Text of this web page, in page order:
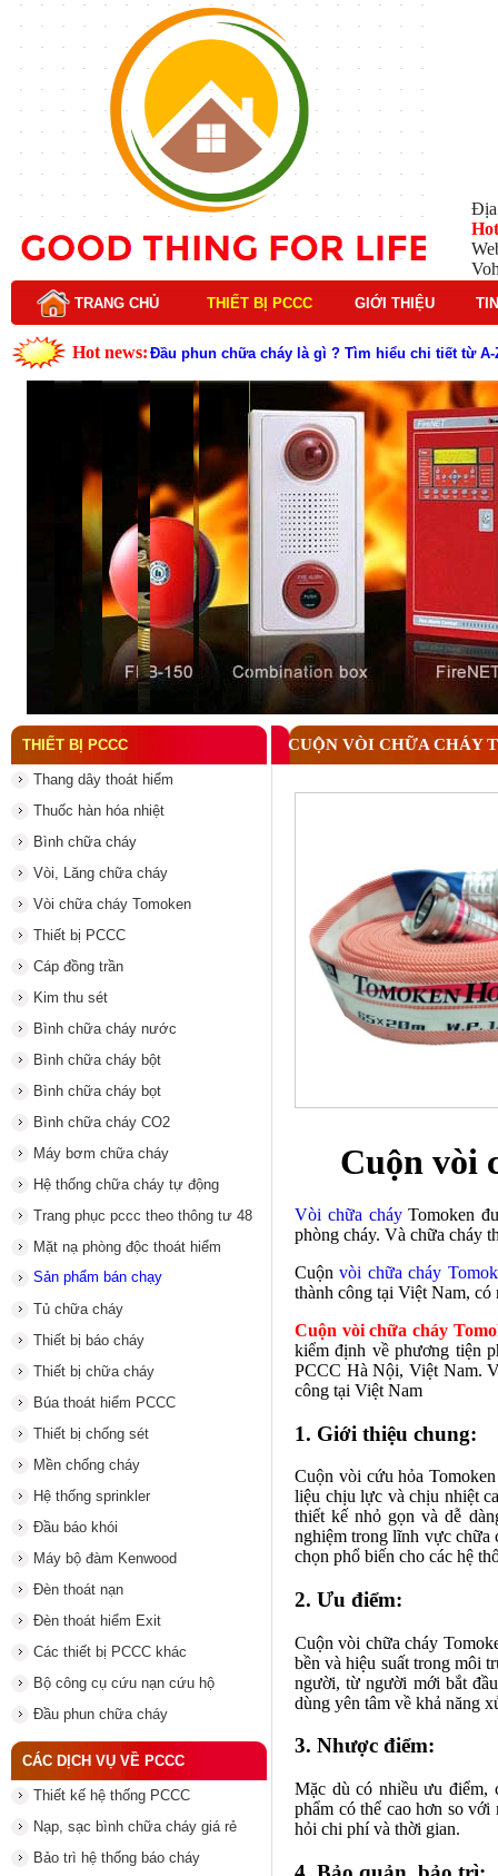
Địa
TRANG CHỦ THIẾT BỊ PCCC GIỚI THIỆU
Hot news: Lý do nên chọn hệ thống báo cháy Hochiki cho
Cấu tạo và nguyên lý hoạt động của báo cháy
Tìm hiểu chi tiết về hệ thống báo cháy Horing
Các loại thang dây thoát hiểm phổ biến trên thị
Thang dây thoát hiểm có tác dụng gì trong tình
Cấu tạo đầu phun chữa cháy trong hệ thống
Kim thu sét là gì? Cấu tạo, nguyên lý hoạt động
Đầu phun chữa cháy là gì và nguyên lý hoạt động
Đầu phun chữa cháy là gì ? Tìm hiểu chi tiết từ A-
THIẾT BỊ PCCC
Thang dây thoát hiểm
Thuốc hàn hóa nhiệt
Bình chữa cháy
Vòi, Lăng chữa cháy
Vòi chữa cháy Tomoken
Thiết bị PCCC
Cáp đồng trần
Kim thu sét
Bình chữa cháy nước
Bình chữa cháy bột
Bình chữa cháy bọt
Bình chữa cháy CO2
Máy bơm chữa cháy
Hệ thống chữa cháy tự động
Trang phục pccc theo thông tư 48
Mặt nạ phòng độc thoát hiểm
Sản phẩm bán chạy
Tủ chữa cháy
Thiết bị báo cháy
Thiết bị chữa cháy
Búa thoát hiểm PCCC
Thiết bị chống sét
Mền chống cháy
Hệ thống sprinkler
Đầu báo khói
Máy bộ đàm Kenwood
Đèn thoát nạn
Đèn thoát hiểm Exit
Các thiết bị PCCC khác
Bộ công cụ cứu nạn cứu hộ
Đầu phun chữa cháy
CÁC DỊCH VỤ VỀ PCCC
Thiết kế hệ thống PCCC
Nạp, sạc bình chữa cháy giá rẻ
Bảo trì hệ thống báo cháy
CUỘN VÒI CHỮA CHÁY
Cuộn vòi
Vòi chữa cháyTomoken
phòng cháy. Và chữa cháy
Cuộnvòi chữa cháy
thành công tại Việt Nam,
Cuộn vòi chữa cháy
kiểm định về phương tiện
PCCC Hà Nội, Việt Nam.
công tại Việt Nam
1. Giới thiệu chung:
Cuộn vòi cứu hỏa
liệu chịu lực và chịu nhiệt
thiết kế nhỏ gọn và dễ
nghiệm trong lĩnh vực chữa
chọn phổ biến cho các hệ
2. Ưu điểm:
Cuộn vòi chữa cháy
bền và hiệu suất trong môi
người, từ người mới bắt
dùng yên tâm về khả năng
3. Nhược điểm:
Mặc dù có nhiều ưu điểm,
phẩm có thể cao hơn so
hỏi chi phí và thời gian.